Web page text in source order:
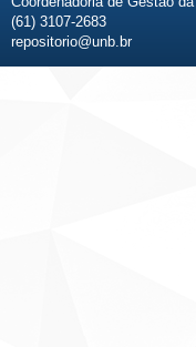
(61) 3107-2683
repositorio@unb.br